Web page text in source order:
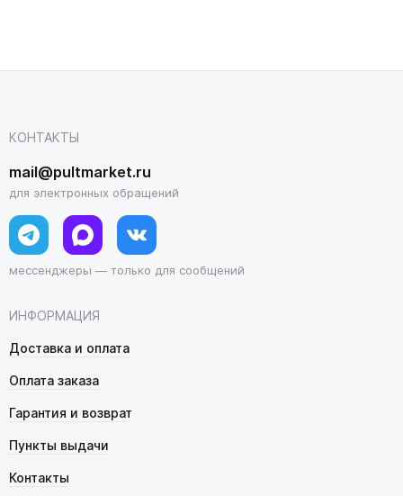
ИНФОРМАЦИЯ
Доставка и оплата
Оплата заказа
Гарантия и возврат
Пункты выдачи
Контакты
КОНТАКТЫ
mail@pultmarket.ru
для электронных обращений
мессенджеры — только для сообщений